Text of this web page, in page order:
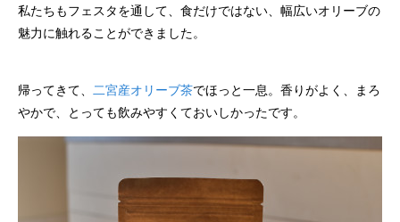
私たちもフェスタを通して、食だけではない、幅広いオリーブの
魅力に触れることができました。
帰ってきて、 二宮産オリーブ茶でほっと一息。香りがよく、まろ
やかで、とっても飲みやすくておいしかったです。